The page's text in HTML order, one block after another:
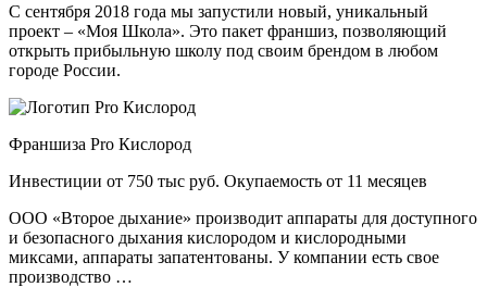
С сентября 2018 года мы запустили новый, уникальный
проект – «Моя Школа». Это пакет франшиз, позволяющий
открыть прибыльную школу под своим брендом в любом
городе России.
Франшиза Pro Кислород
Инвестиции от 750 тыс руб. Окупаемость от 11 месяцев
ООО «Второе дыхание» производит аппараты для доступного
и безопасного дыхания кислородом и кислородными
миксами, аппараты запатентованы. У компании есть свое
производство …